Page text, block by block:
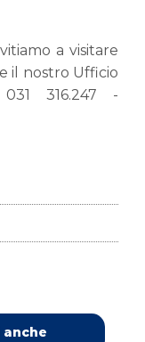
a visitare
il nostro Ufficio
316.247 -